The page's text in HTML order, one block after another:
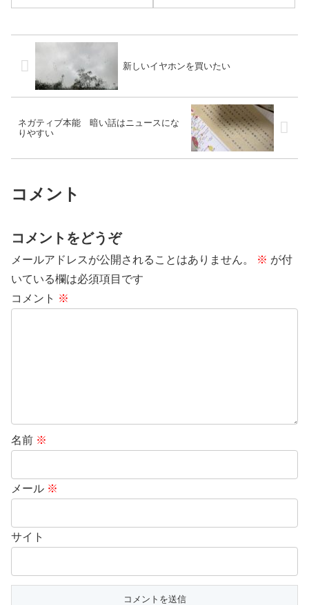
新しいイヤホンを買いたい
ネガティブ本能 暗い話はニュースにな
りやすい
コメント
コメントをどうぞ
メールアドレスが公開されることはありません。 ※ が付
いている欄は必須項目です
コメント ※
名前 ※
メール ※
サイト